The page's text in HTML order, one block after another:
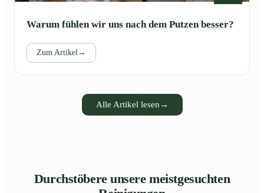
Warum fühlen wir uns nach dem Putzen besser?
Zum Artikel→
Alle Artikel lesen →
Durchstöbere unsere meistgesuchten